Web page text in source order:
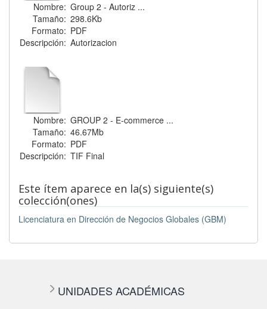
Nombre: Group 2 - Autoriz ...
Tamaño: 298.6Kb
Formato: PDF
Descripción: Autorizacion
Nombre: GROUP 2 - E-commerce ...
Tamaño: 46.67Mb
Formato: PDF
Descripción: TIF Final
Este ítem aparece en la(s) siguiente(s)
colección(ones)
Licenciatura en Dirección de Negocios Globales (GBM)
UNIDADES ACADÉMICAS